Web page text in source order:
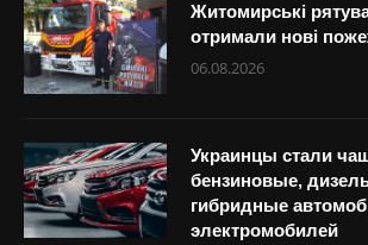
Житомирські
отримали нові
06.08.2026
Украинцы стали
бензиновые,
гибридные
электромобилей